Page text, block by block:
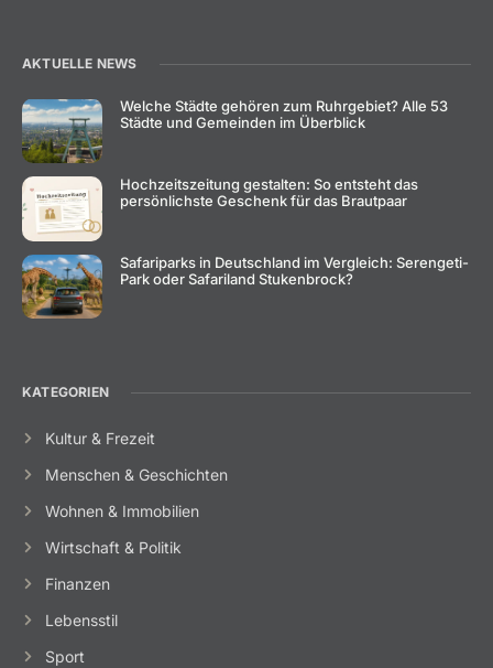
AKTUELLE NEWS
Welche Städte gehören zum Ruhrgebiet? Alle 53
Städte und Gemeinden im Überblick
Hochzeitszeitung gestalten: So entsteht das
persönlichste Geschenk für das Brautpaar
Safariparks in Deutschland im Vergleich: Serengeti-
Park oder Safariland Stukenbrock?
KATEGORIEN
Kultur & Frezeit
Menschen & Geschichten
Wohnen & Immobilien
Wirtschaft & Politik
Finanzen
Lebensstil
Sport